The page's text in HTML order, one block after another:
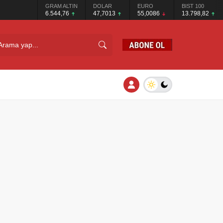
GRAM ALTIN
6.544,76
DOLAR
47,7013
EURO
55,0086
BIST 100
13.798,82